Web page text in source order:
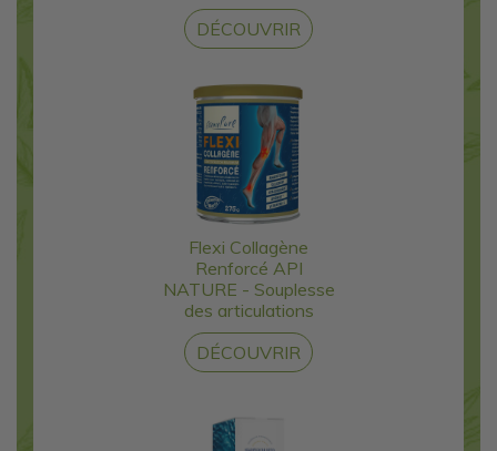
DÉCOUVRIR
Flexi Collagène
Renforcé API
NATURE - Souplesse
des articulations
DÉCOUVRIR